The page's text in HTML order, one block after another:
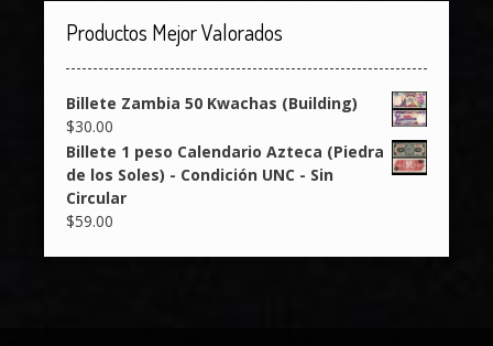
Productos Mejor Valorados
Billete Zambia 50 Kwachas (Building)
$30.00
Billete 1 peso Calendario Azteca (Piedra
de los Soles) - Condición UNC - Sin
Circular
$59.00